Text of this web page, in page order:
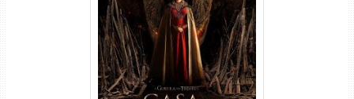
A Casa do Dragão 1ª
Temporada Torrent (2022)
WEB-DL 720p/1080p Dual
Áudio